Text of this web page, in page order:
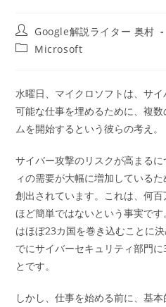
投
稿
者:
Google解説ライター 奥村
投
テ
ゴ
リ
ー:
Microsoft
水曜日、マイクロソフトは、サ
可能な仕事を埋めるために、複
ムを開始するという彼らの考え。
サイバー攻撃のリスクが高まる
ィの需要が大幅に増加している
創出されています。これは、何
ほど簡単ではないという事実で
はほぼ23カ国を巻き込むことに
でにサイバーセキュリティ部門
とです。
しかし、仕事を始める前に、基